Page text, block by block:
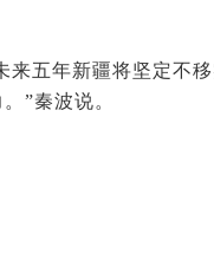
五年新疆将坚定不
”秦波说。